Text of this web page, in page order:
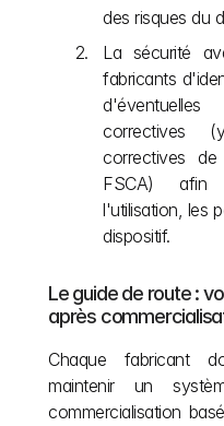
des risques du
La sécurité
fabricants
correctives
correctives
FSCA) afin
l'utilisation, les
dispositif.
Le guide de route :
après
Chaque fabricant
maintenir un
commercialisation